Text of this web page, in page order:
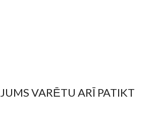
JUMS VARĒTU ARĪ PATIKT